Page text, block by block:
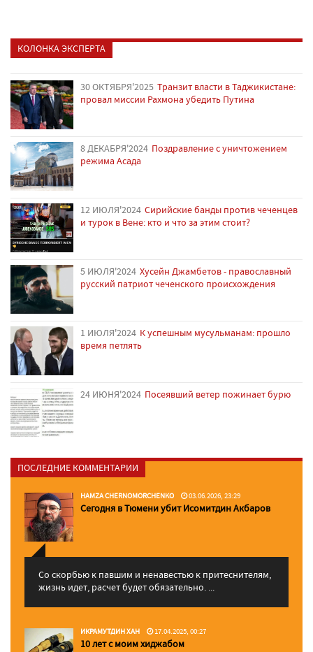
КОЛОНКА ЭКСПЕРТА
30 ОКТЯБРЯ'2025 Транзит власти в Таджикистане:
провал миссии Рахмона убедить Путина
8 ДЕКАБРЯ'2024 Поздравление с уничтожением
режима Асада
12 ИЮЛЯ'2024 Сирийские банды против чеченцев
и турок в Вене: кто и что за этим стоит?
5 ИЮЛЯ'2024 Хусейн Джамбетов - православный
русский патриот чеченского происхождения
1 ИЮЛЯ'2024 К успешным мусульманам: прошло
время петлять
24 ИЮНЯ'2024 Посеявший ветер пожинает бурю
ПОСЛЕДНИЕ КОММЕНТАРИИ
HAMZA CHERNOMORCHENKO 03.06.2026, 23:29
Сегодня в Тюмени убит Исомитдин Акбаров
Со скорбью к павшим и ненавестью к притеснителям,
жизнь идет, расчет будет обязательно. ...
ИКРАМУТДИН ХАН 17.04.2025, 00:27
10 лет с моим хиджабом